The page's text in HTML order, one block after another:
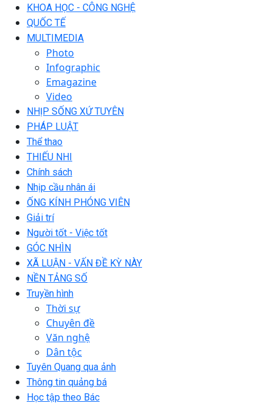
KHOA HỌC - CÔNG NGHỆ
QUỐC TẾ
MULTIMEDIA
Photo
Infographic
Emagazine
Video
NHỊP SỐNG XỨ TUYÊN
PHÁP LUẬT
Thể thao
THIẾU NHI
Chính sách
Nhịp cầu nhân ái
ỐNG KÍNH PHÓNG VIÊN
Giải trí
Người tốt - Việc tốt
GÓC NHÌN
XÃ LUẬN - VẤN ĐỀ KỲ NÀY
NỀN TẢNG SỐ
Truyền hình
Thời sự
Chuyên đề
Văn nghệ
Dân tộc
Tuyên Quang qua ảnh
Thông tin quảng bá
Học tập theo Bác